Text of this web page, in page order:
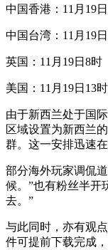
中国香港：11月19
中国台湾：11月19
英国：11月19日8时
美国：11月19日13时
由于新西兰处于国
区域设置为新西兰
群。这一安排迅速
部分海外玩家调侃
候。”也有粉丝半开
去。”
与此同时，亦有观
件可提前下载完成